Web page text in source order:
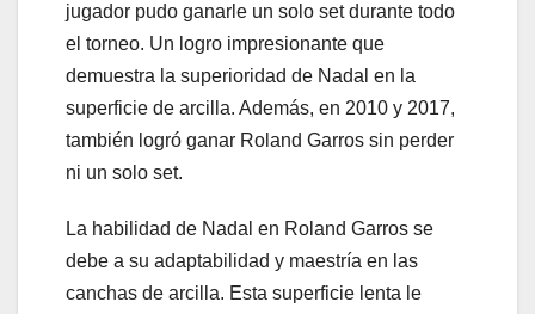
jugador pudo ganarle un solo set durante todo
el torneo. Un logro impresionante que
demuestra la superioridad de Nadal en la
superficie de arcilla. Además, en 2010 y 2017,
también logró ganar Roland Garros sin perder
ni un solo set.
La habilidad de Nadal en Roland Garros se
debe a su adaptabilidad y maestría en las
canchas de arcilla. Esta superficie lenta le